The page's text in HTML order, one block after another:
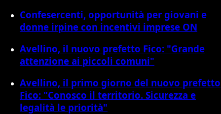
Confesercenti, opportunità per giovani e
donne irpine con incentivi imprese ON
Avellino, il nuovo prefetto Fico: "Grande
attenzione ai piccoli comuni"
Avellino, il primo giorno del nuovo prefetto
Fico: "Conosco il territorio. Sicurezza e
legalità le priorità"